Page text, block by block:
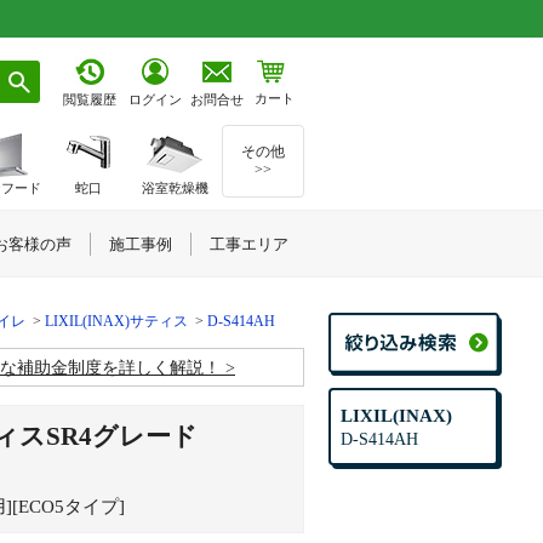
LIXIL(INAX)
D-S414AH
閲覧履歴 ログイン お問合せ カート
レ LIXIL(INAX)サティス D-S414AH
補助金制度を詳しく解説！
スSR4グレード
タイプ]
ード 蛇口 浴室乾燥機
その他
>>
客様の声 施工事例 工事エリア